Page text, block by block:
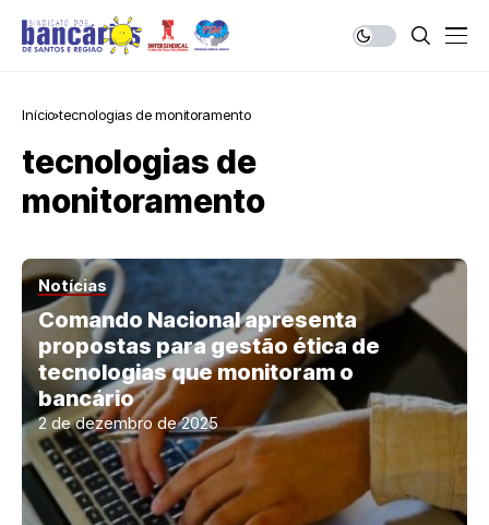
Início tecnologias de monitoramento
tecnologias de
monitoramento
Notícias
Comando Nacional apresenta
propostas para gestão ética de
tecnologias que monitoram o
bancário
2 de dezembro de 2025